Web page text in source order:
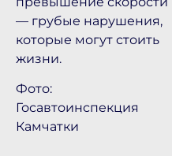
— грубые нарушения,
которые могут стоить
жизни.
Фото:
Госавтоинспекция
Камчатки